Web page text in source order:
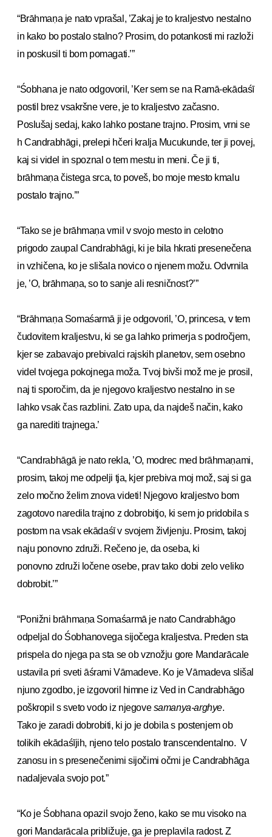
“Brāhmaṇa je nato vprašal, ’Zakaj je to kraljestvo nestalno
in kako bo postalo stalno? Prosim, do potankosti mi razloži
in poskusil ti bom pomagati.’”
“Śobhana je nato odgovoril, ’Ker sem se na Ramā-ekādaśī
postil brez vsakršne vere, je to kraljestvo začasno.
Poslušaj sedaj, kako lahko postane trajno. Prosim, vrni se
h Candrabhāgi, prelepi hčeri kralja Mucukunde, ter ji povej,
kaj si videl in spoznal o tem mestu in meni. Če ji ti,
brāhmaṇa čistega srca, to poveš, bo moje mesto kmalu
postalo trajno.’”
“Tako se je brāhmaṇa vrnil v svojo mesto in celotno
prigodo zaupal Candrabhāgi, ki je bila hkrati presenečena
in vzhičena, ko je slišala novico o njenem možu. Odvrnila
je, ’O, brāhmaṇa, so to sanje ali resničnost?’”
“Brāhmaṇa Somaśarmā ji je odgovoril, ’O, princesa, v tem
čudovitem kraljestvu, ki se ga lahko primerja s področjem,
kjer se zabavajo prebivalci rajskih planetov, sem osebno
videl tvojega pokojnega moža. Tvoj bivši mož me je prosil,
naj ti sporočim, da je njegovo kraljestvo nestalno in se
lahko vsak čas razblini. Zato upa, da najdeš način, kako
ga narediti trajnega.’
“Candrabhāgā je nato rekla, ’O, modrec med brāhmaṇami,
prosim, takoj me odpelji tja, kjer prebiva moj mož, saj si ga
zelo močno želim znova videti! Njegovo kraljestvo bom
zagotovo naredila trajno z dobrobitjo, ki sem jo pridobila s
postom na vsak ekādaśī v svojem življenju. Prosim, takoj
naju ponovno združi. Rečeno je, da oseba, ki
ponovno združi ločene osebe, prav tako dobi zelo veliko
dobrobit.’”
“Ponižni brāhmaṇa Somaśarmā je nato Candrabhāgo
odpeljal do Śobhanovega sijočega kraljestva. Preden sta
prispela do njega pa sta se ob vznožju gore Mandarācale
ustavila pri sveti āśrami Vāmadeve. Ko je Vāmadeva slišal
njuno zgodbo, je izgovoril himne iz Ved in Candrabhāgo
poškropil s sveto vodo iz njegovesamanya-arghye.
Tako je zaradi dobrobiti, ki jo je dobila s postenjem ob
tolikih ekādaśījih, njeno telo postalo transcendentalno. V
zanosu in s presenečenimi sijočimi očmi je Candrabhāga
nadaljevala svojo pot.”
“Ko je Śobhana opazil svojo ženo, kako se mu visoko na
gori Mandarācala približuje, ga je preplavila radost. Z